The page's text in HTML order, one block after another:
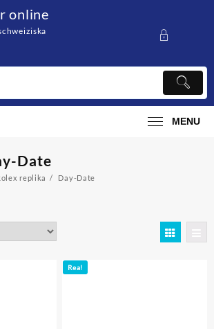
online
MENU
Date
replika Day-Date
Rea!